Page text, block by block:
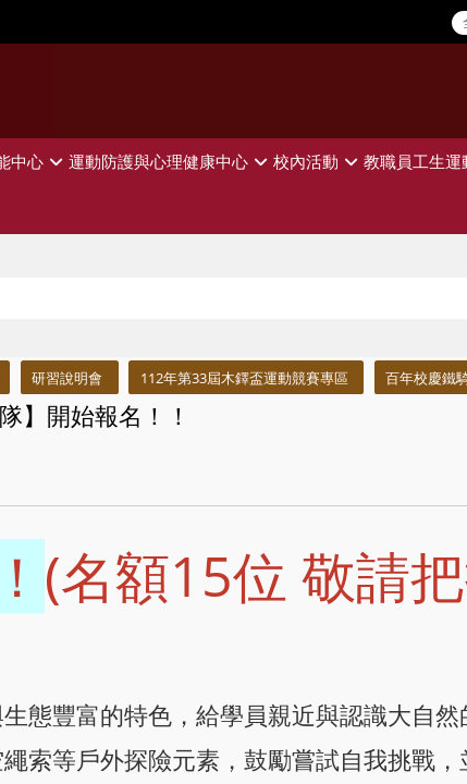
中心 運動防護與心理健康中心 校內活動 教職員工生運
研習說明會 112年第33屆木鐸盃運動競賽專區 百年校慶鐵
】開始報名！！
(名額15位 敬請
態豐富的特色，給學員親近與認識大自然
索等戶外探險元素，鼓勵嘗試自我挑戰